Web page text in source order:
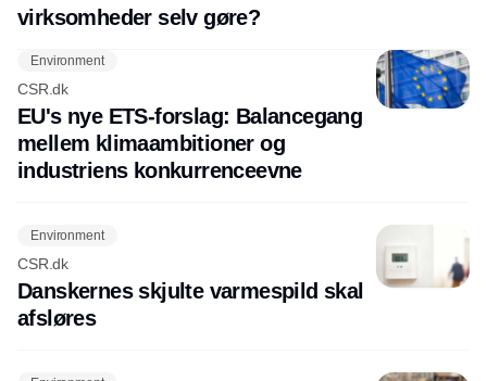
virksomheder selv gøre?
Environment
CSR.dk
EU's nye ETS-forslag: Balancegang
mellem klimaambitioner og
industriens konkurrenceevne
Environment
CSR.dk
Danskernes skjulte varmespild skal
afsløres